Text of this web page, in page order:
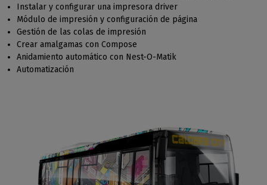
Instalar y configurar una impresora driver
Módulo de impresión y configuración de página
Gestión de las colas de impresión
Crear amalgamas con Compose
Anidamiento automático con Nest-O-Matik
Automatización